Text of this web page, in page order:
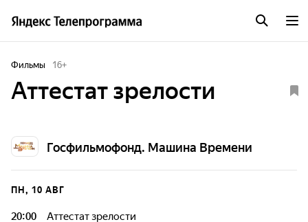
Фильмы 16+
Аттестат зрелости
Госфильмофонд. Машина Времени
ПН, 10 АВГ
20:00 Аттестат зрелости